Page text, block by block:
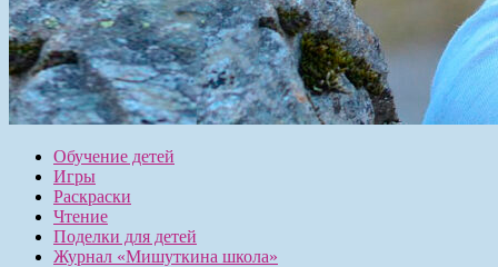
Обучение детей
Игры
Раскраски
Чтение
Поделки для детей
Журнал «Мишуткина школа»